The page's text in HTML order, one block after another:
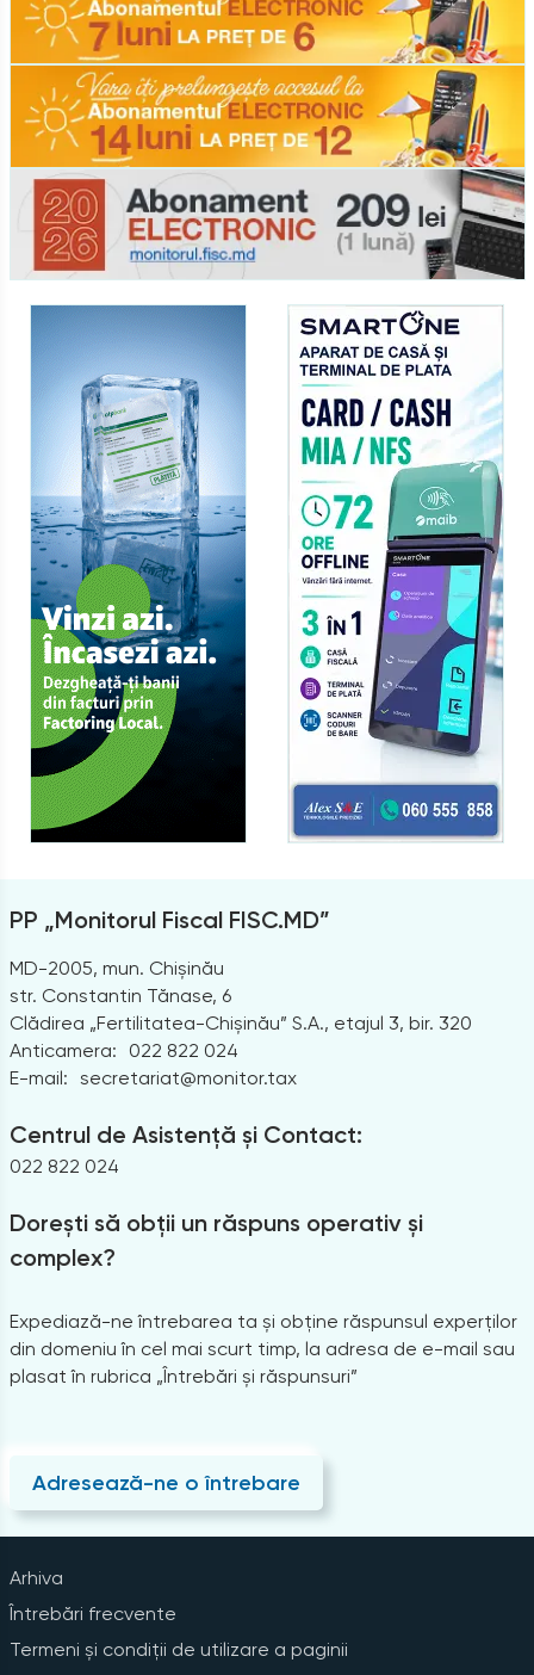
PP „Monitorul Fiscal FISC.MD”
MD-2005, mun. Chișinău
str. Constantin Tănase, 6
Clădirea „Fertilitatea-Chișinău” S.A., etajul 3, bir. 320
Anticamera:
022 822 024
E-mail: secretariat@monitor.tax
Centrul de Asistență și Contact:
022 822 024
Dorești să obții un răspuns operativ și
complex?
Expediază-ne întrebarea ta și obține răspunsul experților
din domeniu în cel mai scurt timp, la adresa de e-mail sau
plasat în rubrica „Întrebări și răspunsuri”
Adresează-ne o întrebare
Arhiva
Întrebări frecvente
Termeni și condiții de utilizare a paginii